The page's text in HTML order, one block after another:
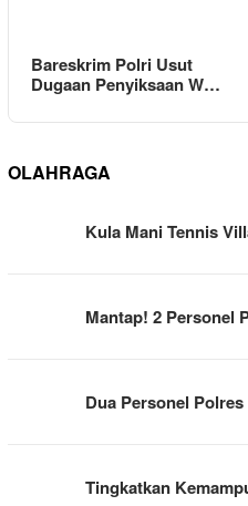
Bareskrim Polri Usut
Dugaan Penyiksaan W…
OLAHRAGA
Kula Mani Tennis
Mantap! 2 Personel
Dua Personel
Tingkatkan